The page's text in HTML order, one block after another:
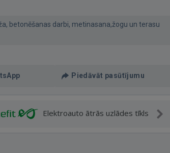
betonēšanas darbi, metinasana,žogu un terasu
Piedāvāt pasūtījumu
Elektroauto ātrās uzlādes tīkls